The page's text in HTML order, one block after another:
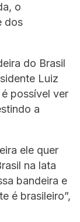
o
dos
do Brasil
Luiz
possível ver
a
ele quer
na lata
bandeira e
é brasileiro”,